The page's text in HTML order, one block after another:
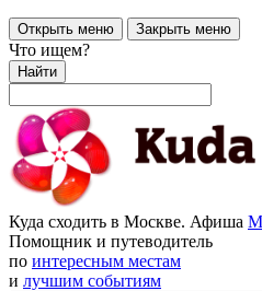
Открыть меню Закрыть меню
Что ищем?
Найти
Куда сходить в Москве. Афиша
Помощник и путеводитель
по интересным местам
и лучшим событиям